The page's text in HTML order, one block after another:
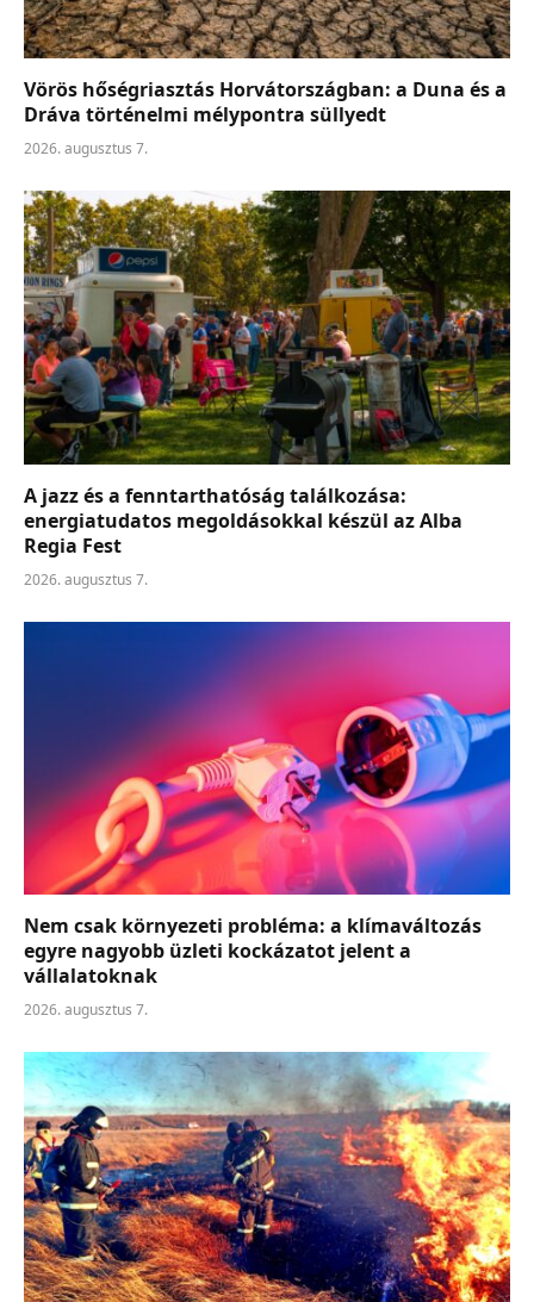
Vörös hőségriasztás Horvátországban: a Duna és a
Dráva történelmi mélypontra süllyedt
2026. augusztus 7.
A jazz és a fenntarthatóság találkozása:
energiatudatos megoldásokkal készül az Alba
Regia Fest
2026. augusztus 7.
Nem csak környezeti probléma: a klímaváltozás
egyre nagyobb üzleti kockázatot jelent a
vállalatoknak
2026. augusztus 7.